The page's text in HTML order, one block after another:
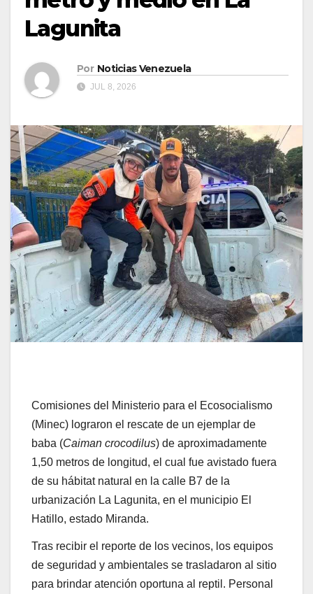
Lagunita
Por Noticias Venezuela
JUL 8, 2026
Comisiones del Ministerio para el Ecosocialismo
(Minec) lograron el rescate de un ejemplar de
baba (Caiman crocodilus) de aproximadamente
1,50 metros de longitud, el cual fue avistado fuera
de su hábitat natural en la calle B7 de la
urbanización La Lagunita, en el municipio El
Hatillo, estado Miranda.
Tras recibir el reporte de los vecinos, los equipos
de seguridad y ambientales se trasladaron al sitio
para brindar atención oportuna al reptil. Personal